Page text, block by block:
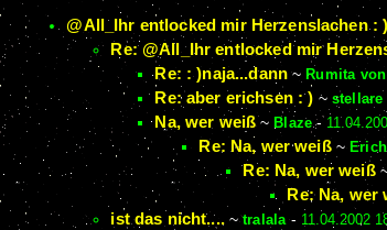
@All_Ihr entlocked mir Herzenslachen : )
Re: @All_Ihr entlocked mir
Re: : )naja...dann ~ Rumita
Re: aber erichsen : ) ~ stellare
Na, wer weiß~ Blaze-
Re: Na, wer weiß~
Re: Na, wer weiß
Re: Na, wer
ist das nicht....~tralala- 11.04.2002